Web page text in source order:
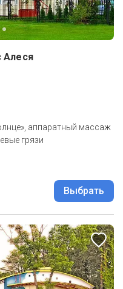
Алеся
аппаратный массаж
грязи
Выбрать